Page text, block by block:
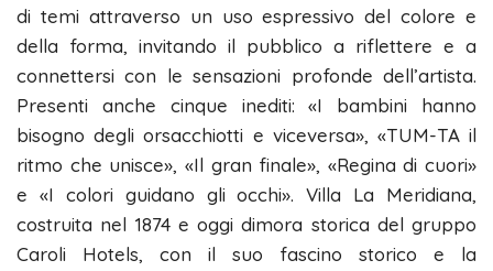
di temi attraverso un uso espressivo del colore e
della forma, invitando il pubblico a riflettere e a
connettersi con le sensazioni profonde dell’artista.
Presenti anche cinque inediti: «I bambini hanno
bisogno degli orsacchiotti e viceversa», «TUM-TA il
ritmo che unisce», «Il gran finale», «Regina di cuori»
e «I colori guidano gli occhi». Villa La Meridiana,
costruita nel 1874 e oggi dimora storica del gruppo
Caroli Hotels, con il suo fascino storico e la